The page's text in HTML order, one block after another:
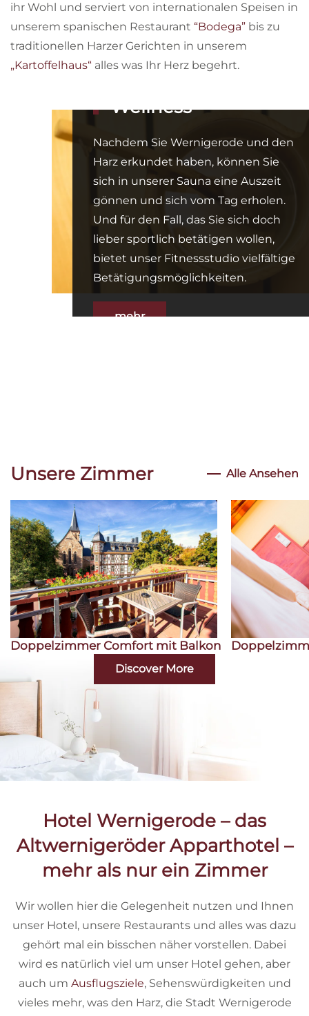
ihr Wohl und serviert von internationalen Speisen in
unserem spanischen Restaurant “Bodega” bis zu
traditionellen Harzer Gerichten in unserem
„Kartoffelhaus“ alles was Ihr Herz begehrt.
Wellness
Nachdem Sie Wernigerode und den
Harz erkundet haben, können Sie
sich in unserer Sauna eine Auszeit
gönnen und sich vom Tag erholen.
Und für den Fall, das Sie sich doch
lieber sportlich betätigen wollen,
bietet unser Fitnessstudio vielfältige
Betätigungsmöglichkeiten.
mehr
Unsere Zimmer Alle Ansehen
Doppelzimmer Comfort mit Balkon
Discover More
Hotel Wernigerode – das
Altwernigeröder Apparthotel –
mehr als nur ein Zimmer
Wir wollen hier die Gelegenheit nutzen und Ihnen
unser Hotel, unsere Restaurants und alles was dazu
gehört mal ein bisschen näher vorstellen. Dabei
wird es natürlich viel um unser Hotel gehen, aber
auch um Ausflugsziele, Sehenswürdigkeiten und
vieles mehr, was den Harz, die Stadt Wernigerode